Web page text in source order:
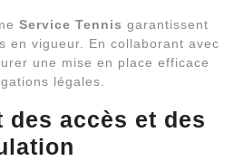
Service Tennis garantissent
en vigueur. En collaborant avec
une mise en place efficace
légales.
des accès et des